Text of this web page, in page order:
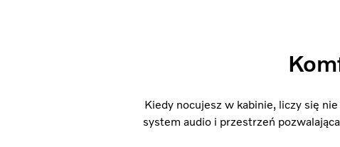
Kiedy nocujesz w kabinie, liczy się
system audio i przestrzeń